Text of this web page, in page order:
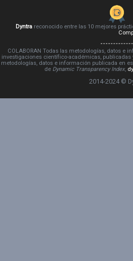
Dyntrareconocido entre las 10 mejores
COLABORAN Todas las metodologías, datos e
investigaciones científico-académicas,
metodologías, datos e información publicada en
de Dynamic Transparency Index,
2014-2024 ©